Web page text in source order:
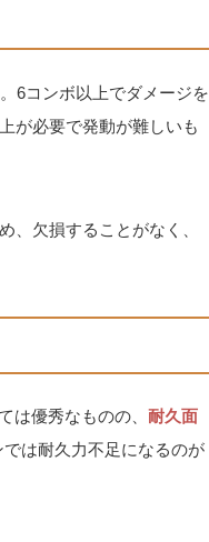
6コンボ以上でダメージを
が必要で発動が難しいも
、欠損することがなく、
は優秀なものの、 耐久面
は耐久力不足になるのが